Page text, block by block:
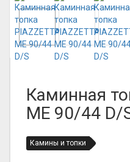
Каминная
ME 90/44 D/
Камины и топки